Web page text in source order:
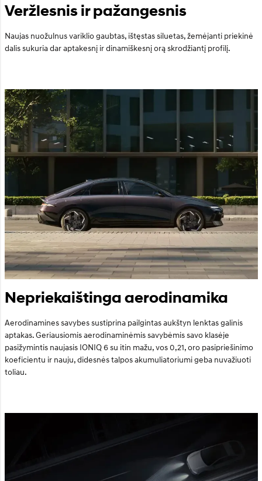
Veržlesnis ir pažangesnis
Naujas nuožulnus variklio gaubtas, ištęstas siluetas, žemėjanti priekinė
dalis sukuria dar aptakesnį ir dinamiškesnį orą skrodžiantį profilį.
Nepriekaištinga aerodinamika
Aerodinamines savybes sustiprina pailgintas aukštyn lenktas galinis
aptakas. Geriausiomis aerodinaminėmis savybėmis savo klasėje
pasižymintis naujasis IONIQ 6 su itin mažu, vos 0,21, oro pasipriešinimo
koeficientu ir nauju, didesnės talpos akumuliatoriumi geba nuvažiuoti
toliau.